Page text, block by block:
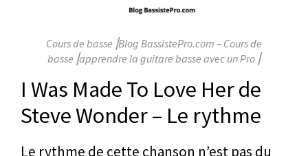
Cours de basse⎥Blog BassistePro.com – Cours de
basse⎥apprendre la guitare basse avec un Pro⎥
I Was Made To Love Her de
Steve Wonder – Le rythme
Le rythme de cette chanson n’est pas du